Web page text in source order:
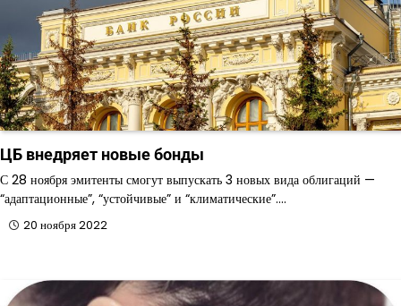
ЦБ внедряет новые бонды
С 28 ноября эмитенты смогут выпускать 3 новых вида облигаций —
“адаптационные”, “устойчивые” и “климатические”.…
20 ноября 2022